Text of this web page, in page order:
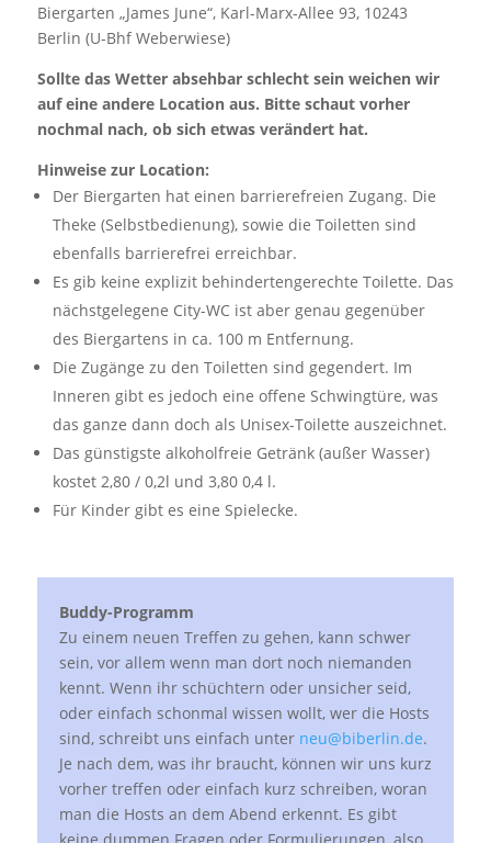
Biergarten „James June“, Karl-Marx-Allee 93, 10243
Berlin (U-Bhf Weberwiese)
Sollte das Wetter absehbar schlecht sein weichen wir
auf eine andere Location aus. Bitte schaut vorher
nochmal nach, ob sich etwas verändert hat.
Hinweise zur Location:
Der Biergarten hat einen barrierefreien Zugang. Die
Theke (Selbstbedienung), sowie die Toiletten sind
ebenfalls barrierefrei erreichbar.
Es gib keine explizit behindertengerechte Toilette. Das
nächstgelegene City-WC ist aber genau gegenüber
des Biergartens in ca. 100 m Entfernung.
Die Zugänge zu den Toiletten sind gegendert. Im
Inneren gibt es jedoch eine offene Schwingtüre, was
das ganze dann doch als Unisex-Toilette auszeichnet.
Das günstigste alkoholfreie Getränk (außer Wasser)
kostet 2,80 / 0,2l und 3,80 0,4 l.
Für Kinder gibt es eine Spielecke.
Buddy-Programm
Zu einem neuen Treffen zu gehen, kann schwer
sein, vor allem wenn man dort noch niemanden
kennt. Wenn ihr schüchtern oder unsicher seid,
oder einfach schonmal wissen wollt, wer die Hosts
sind, schreibt uns einfach unter neu@biberlin.de.
Je nach dem, was ihr braucht, können wir uns kurz
vorher treffen oder einfach kurz schreiben, woran
man die Hosts an dem Abend erkennt. Es gibt